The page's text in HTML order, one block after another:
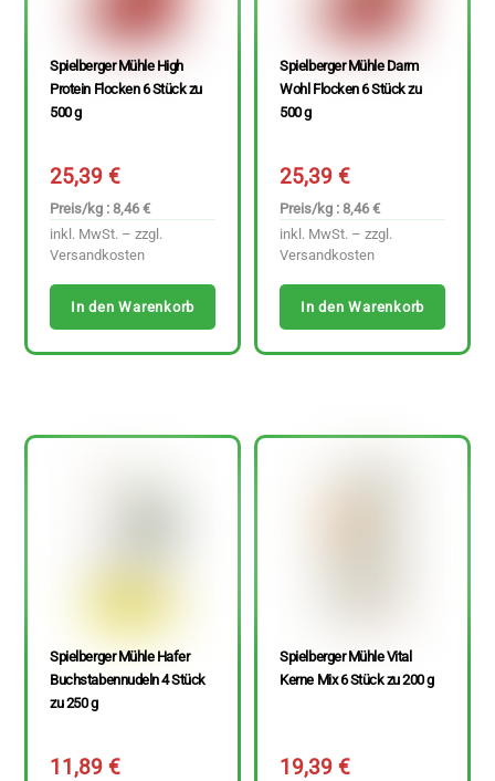
Spielberger Mühle High
Protein Flocken 6 Stück zu
500 g
25,39€
Preis/kg : 8,46 €
inkl. MwSt. – zzgl.
Versandkosten
In den Warenkorb
Spielberger Mühle Darm
Wohl Flocken 6 Stück zu
500 g
25,39€
Preis/kg : 8,46 €
inkl. MwSt. – zzgl.
Versandkosten
In den Warenkorb
Spielberger Mühle Hafer
Buchstabennudeln 4 Stück
zu 250 g
11,89€
Spielberger Mühle Vital
Kerne Mix 6 Stück zu 200 g
19,39€